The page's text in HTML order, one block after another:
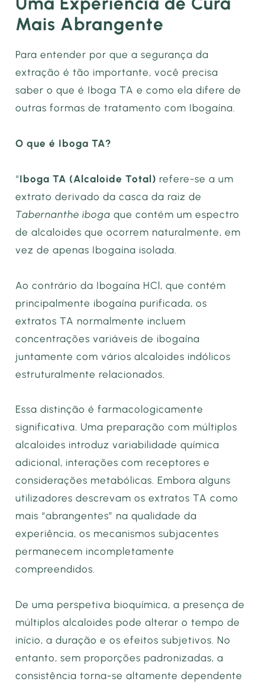
Mais Abrangente
Para entender por que a segurança da
extração é tão importante, você precisa
saber o que é Iboga TA e como ela difere de
outras formas de tratamento com Ibogaína.
O que é Iboga TA?
“Iboga TA (Alcaloide Total) refere-se a um
extrato derivado da casca da raiz de
Tabernanthe iboga que contém um espectro
de alcaloides que ocorrem naturalmente, em
vez de apenas Ibogaína isolada.
Ao contrário da Ibogaína HCl, que contém
principalmente ibogaína purificada, os
extratos TA normalmente incluem
concentrações variáveis de ibogaína
juntamente com vários alcaloides indólicos
estruturalmente relacionados.
Essa distinção é farmacologicamente
significativa. Uma preparação com múltiplos
alcaloides introduz variabilidade química
adicional, interações com receptores e
considerações metabólicas. Embora alguns
utilizadores descrevam os extratos TA como
mais “abrangentes” na qualidade da
experiência, os mecanismos subjacentes
permanecem incompletamente
compreendidos.
De uma perspetiva bioquímica, a presença de
múltiplos alcaloides pode alterar o tempo de
início, a duração e os efeitos subjetivos. No
entanto, sem proporções padronizadas, a
consistência torna-se altamente dependente